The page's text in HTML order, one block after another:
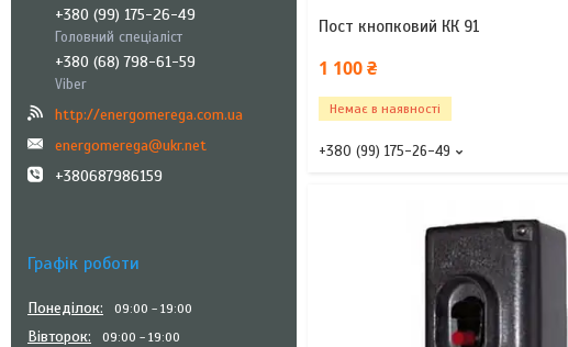
+380 (99) 175-26-49
Головний спеціаліст
+380 (68) 798-61-59
Viber
http://energomerega.com.ua
energomerega@ukr.net
+380687986159
Графік роботи
Понеділок 09:00 19:00
Вівторок 09:00 19:00
Пост кнопковий КК 91
1 100 ₴
Немає в наявності
+380 (99) 175-26-49